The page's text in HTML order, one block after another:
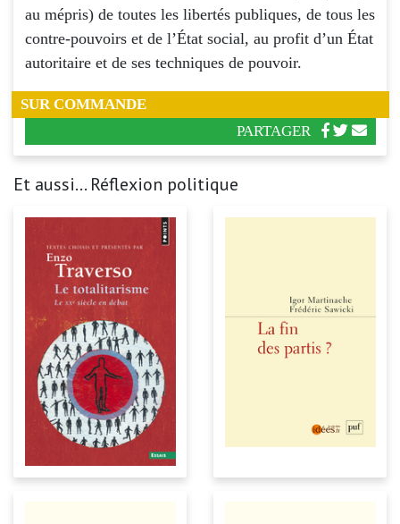
au mépris) de toutes les libertés publiques, de tous les
contre-pouvoirs et de l’État social, au profit d’un État
autoritaire et de ses techniques de pouvoir.
SUR COMMANDE
PARTAGER
Et aussi... Réflexion politique